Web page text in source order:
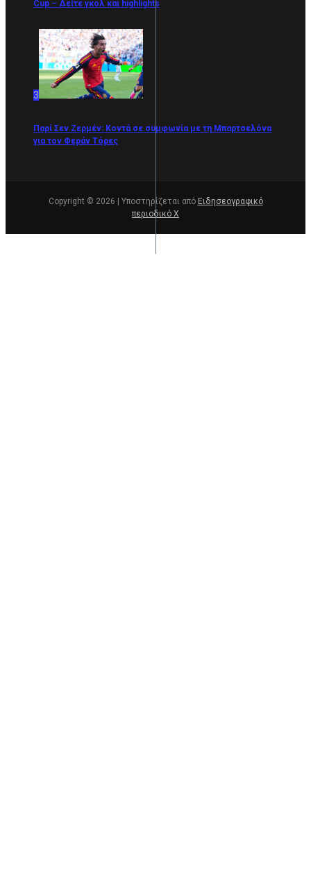
Cup – Δείτε γκολ και highlights
3
Παρί Σεν Ζερμέν: Κοντά σε συμφωνία με τη Μπαρτσελόνα
για τον Φεράν Τόρες
Copyright © 2026 | Υποστηρίζεται από Ειδησεογραφικό
περιοδικό Χ